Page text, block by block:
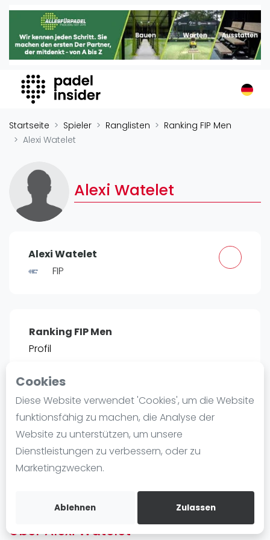
Cookies
Diese Website verwendet 'Cookies', um die Website
funktionsfähig zu machen, die Analyse der
Website zu unterstützen, um unsere
Dienstleistungen zu verbessern, oder zu
Marketingzwecken.
Ablehnen Zulassen
Padel Insider
Home
Organisationen
Buchungssysteme
Padel-Shops
Padel-Marken
Verschiedenes
Veranstaltungen
Turniere
Playtomic
Frauen
FIP Männer
Blog
Die Geschichte von Padel
Regeln und Punktzählung
Padel Schläge
Video
Startseite Spieler Ranglisten
Ranking FIP Men
Alexi Watelet
Alexi Watelet
Alexi Watelet
FIP
Ranking FIP Men
Profil
POSITIE
#2466 0
Bist du
Kostenloses Konto erstellen
Über Alexi Watelet